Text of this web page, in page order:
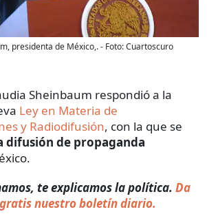
presidenta de México,.- Foto:Cuartoscuro
Sheinbaum respondió a la
Ley en Materia de
y Radiodifusión, con la que se
difusión de propaganda
te explicamos la política. Da
nuestro boletín diario.